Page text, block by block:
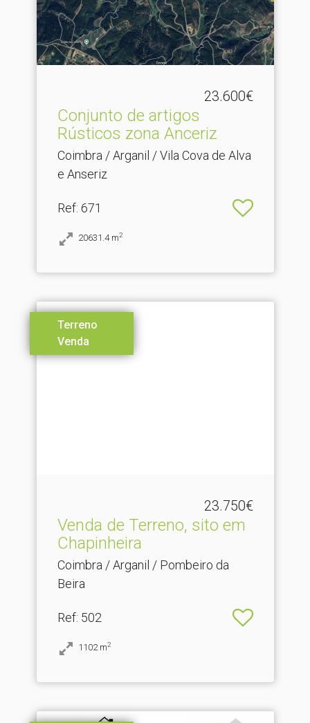
23.600€
Conjunto de artigos
Rústicos zona Anceriz
Coimbra / Arganil / Vila Cova de Alva
e Anseriz
Ref: 671
20631.4 m2
Terreno
Venda
23.750€
Venda de Terreno, sito em
Chapinheira
Coimbra / Arganil / Pombeiro da
Beira
Ref: 502
1102 m2